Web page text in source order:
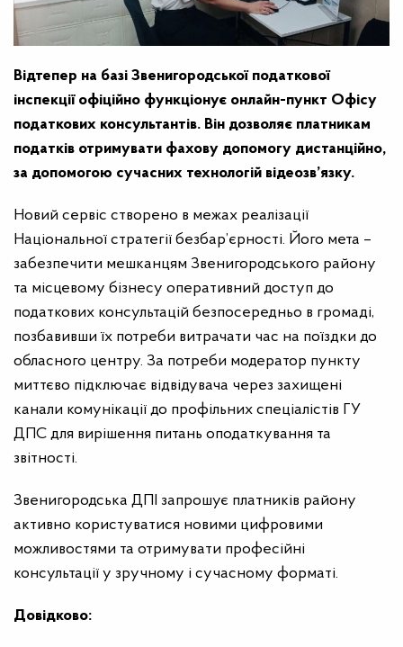
Відтепер на базі Звенигородської податкової
інспекції офіційно функціонує онлайн-пункт Офісу
податкових консультантів. Він дозволяє платникам
податків отримувати фахову допомогу дистанційно,
за допомогою сучасних технологій відеозв’язку.
Новий сервіс створено в межах реалізації
Національної стратегії безбар’єрності. Його мета –
забезпечити мешканцям Звенигородського району
та місцевому бізнесу оперативний доступ до
податкових консультацій безпосередньо в громаді,
позбавивши їх потреби витрачати час на поїздки до
обласного центру. За потреби модератор пункту
миттєво підключає відвідувача через захищені
канали комунікації до профільних спеціалістів ГУ
ДПС для вирішення питань оподаткування та
звітності.
Звенигородська ДПІ запрошує платників району
активно користуватися новими цифровими
можливостями та отримувати професійні
консультації у зручному і сучасному форматі.
Довідково: